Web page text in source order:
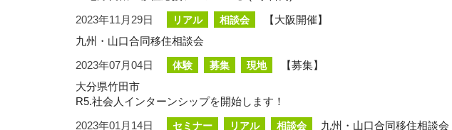
2023年11月29日
リアル 相談会
【大阪開催】
九州・山口合同移住相談会
2023年07月04日
体験 募集 現地
【募集】
大分県竹田市
R5.社会人インターンシップを開始します！
2023年01月14日
セミナー リアル 相談会 九州・山口合同移住相談会